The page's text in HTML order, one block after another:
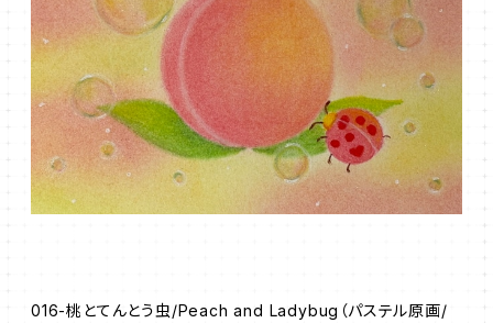
016-桃とてんとう虫/Peach and Ladybug（パステル原画/